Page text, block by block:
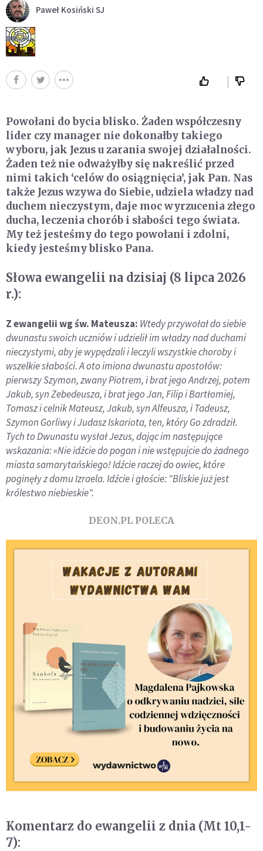
Paweł Kosiński SJ
Powołani do bycia blisko. Żaden współczesny
lider czy manager nie dokonałby takiego
wyboru, jak Jezus u zarania swojej działalności.
Żaden też nie odważyłby się nakreślić przed
nimi takich ‘celów do osiągnięcia’, jak Pan. Nas
także Jezus wzywa do Siebie, udziela władzy nad
duchem nieczystym, daje moc wyrzucenia złego
ducha, leczenia chorób i słabości tego świata.
My też jesteśmy do tego powołani i zdolni,
kiedy jesteśmy blisko Pana.
Słowa ewangelii na dzisiaj (8 lipca 2026
r.):
Z ewangelii wg św. Mateusza: Wtedy przywołał do siebie
dwunastu swoich uczniów i udzielił im władzy nad duchami
nieczystymi, aby je wypędzali i leczyli wszystkie choroby i
wszelkie słabości. A oto imiona dwunastu apostołów:
pierwszy Szymon, zwany Piotrem, i brat jego Andrzej, potem
Jakub, syn Zebedeusza, i brat jego Jan, Filip i Bartłomiej,
Tomasz i celnik Mateusz, Jakub, syn Alfeusza, i Tadeusz,
Szymon Gorliwy i Judasz Iskariota, ten, który Go zdradził.
Tych to Dwunastu wysłał Jezus, dając im następujące
wskazania: «Nie idźcie do pogan i nie wstępujcie do żadnego
miasta samarytańskiego! Idźcie raczej do owiec, które
poginęły z domu Izraela. Idźcie i głoście: "Bliskie już jest
królestwo niebieskie".
DEON.PL POLECA
Komentarz do ewangelii z dnia (Mt 10,1-
7):